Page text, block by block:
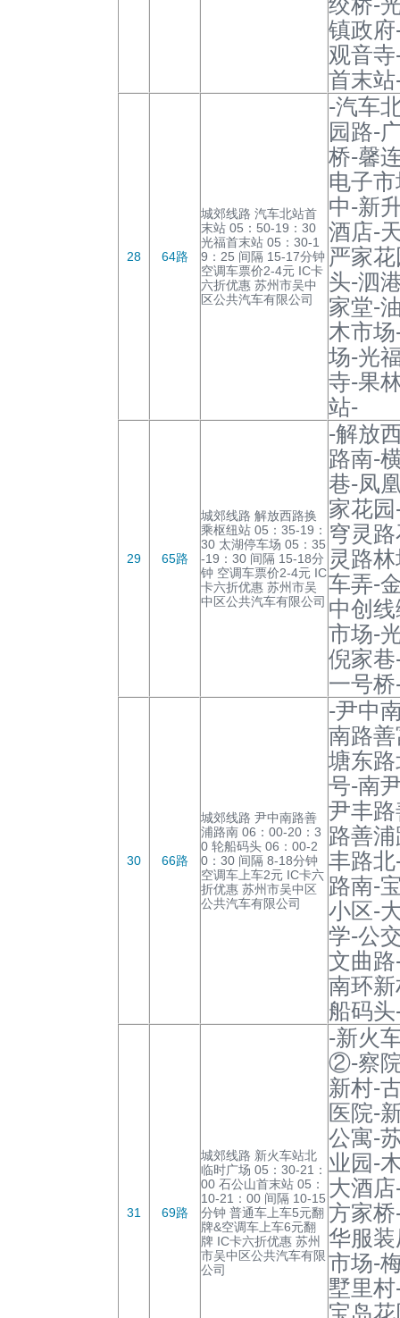
镇政
观音
首末站
28 64路
城郊线路 汽车北站首
末站 05：50-19：30
光福首末站 05：30-1
9：25 间隔 15-17分钟
空调车票价2-4元 IC卡
六折优惠 苏州市吴中
区公共汽车有限公司
-汽车
园路-
桥-馨
电子
中-新
酒店-
严家
头-泗
家堂-
木市
场-光
寺-果
站-
29 65路
城郊线路 解放西路换
乘枢纽站 05：35-19：
30 太湖停车场 05：35
-19：30 间隔 15-18分
钟 空调车票价2-4元 IC
卡六折优惠 苏州市吴
中区公共汽车有限公司
-解放
路南-
巷-凤
家花
穹灵
灵路
车弄-
中创
市场-
倪家
一号
30 66路
城郊线路 尹中南路善
浦路南 06：00-20：3
0 轮船码头 06：00-2
0：30 间隔 8-18分钟
空调车上车2元 IC卡六
折优惠 苏州市吴中区
公共汽车有限公司
-尹中
南路
塘东
号-南
尹丰
路善
丰路
路南-
小区-
学-公
文曲
南环
船码头
31 69路
城郊线路 新火车站北
临时广场 05：30-21：
00 石公山首末站 05：
10-21：00 间隔 10-15
分钟 普通车上车5元翻
牌&空调车上车6元翻
牌 IC卡六折优惠 苏州
市吴中区公共汽车有限
公司
-新火
②-察
新村-
医院-
公寓-
业园-
大酒
方家
华服
市场-
墅里
宝岛